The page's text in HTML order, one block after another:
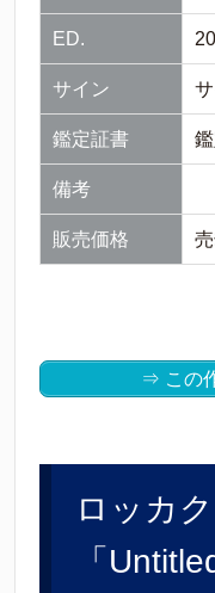
ED.
サイン
鑑定証書
備考
販売価格
⇒ この
ロッカ
「